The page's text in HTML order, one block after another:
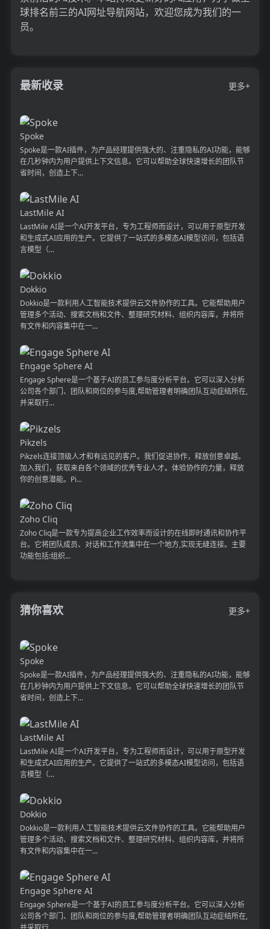
球排名前三的AI网址导航网站，欢迎您成为我们的一
员。
最新收录 更多+
Spoke
Spoke是一款AI插件，为产品经理提供强大的、注重隐私的AI功能，能够
在几秒钟内为用户提供上下文信息。它可以帮助全球快速增长的团队节
省时间，创造上下...
LastMile AI
LastMile AI是一个AI开发平台，专为工程师而设计，可以用于原型开发
和生成式AI应用的生产。它提供了一站式的多模态AI模型访问，包括语
言模型（...
Dokkio
Dokkio是一款利用人工智能技术提供云文件协作的工具。它能帮助用户
管理多个活动、搜索文档和文件、整理研究材料、组织内容库，并将所
有文件和内容集中在一...
Engage Sphere AI
Engage Sphere是一个基于AI的员工参与度分析平台。它可以深入分析
公司各个部门、团队和岗位的参与度,帮助管理者明确团队互动症结所在,
并采取行...
Pikzels
Pikzels连接顶级人才和有远见的客户。我们促进协作，释放创意卓越。
加入我们，获取来自各个领域的优秀专业人才。体验协作的力量，释放
你的创意潜能。Pi...
Zoho Cliq
Zoho Cliq是一款专为提高企业工作效率而设计的在线即时通讯和协作平
台。它将团队成员、对话和工作流集中在一个地方,实现无缝连接。主要
功能包括:组织...
猜你喜欢 更多+
Spoke
Spoke是一款AI插件，为产品经理提供强大的、注重隐私的AI功能，能够
在几秒钟内为用户提供上下文信息。它可以帮助全球快速增长的团队节
省时间，创造上下...
LastMile AI
LastMile AI是一个AI开发平台，专为工程师而设计，可以用于原型开发
和生成式AI应用的生产。它提供了一站式的多模态AI模型访问，包括语
言模型（...
Dokkio
Dokkio是一款利用人工智能技术提供云文件协作的工具。它能帮助用户
管理多个活动、搜索文档和文件、整理研究材料、组织内容库，并将所
有文件和内容集中在一...
Engage Sphere AI
Engage Sphere是一个基于AI的员工参与度分析平台。它可以深入分析
公司各个部门、团队和岗位的参与度,帮助管理者明确团队互动症结所在,